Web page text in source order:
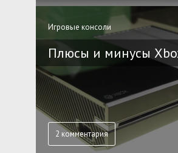
Игровые консоли
Плюсы и минусы
2 комментария